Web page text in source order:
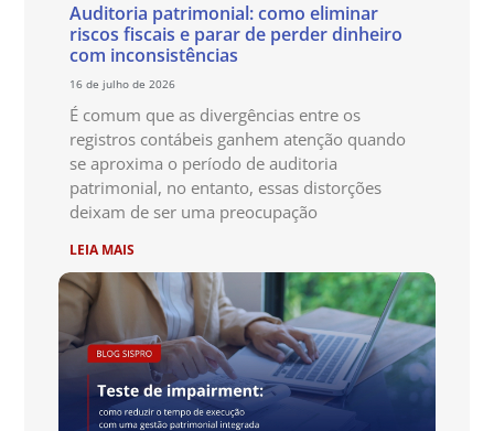
Auditoria patrimonial: como eliminar
riscos fiscais e parar de perder dinheiro
com inconsistências
16 de julho de 2026
É comum que as divergências entre os
registros contábeis ganhem atenção quando
se aproxima o período de auditoria
patrimonial, no entanto, essas distorções
deixam de ser uma preocupação
LEIA MAIS